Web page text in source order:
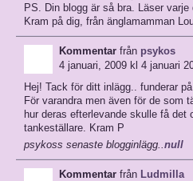
PS. Din blogg är så bra. Läser varje
Kram på dig, från änglamamman
Kommentar från psykos
4 januari, 2009 kl 4 januari
Hej! Tack för ditt inlägg.. funderar
För varandra men även för de som
hur deras efterlevande skulle få det
tankeställare. Kram P
psykoss senaste blogginlägg..null
Kommentar från Ludmilla